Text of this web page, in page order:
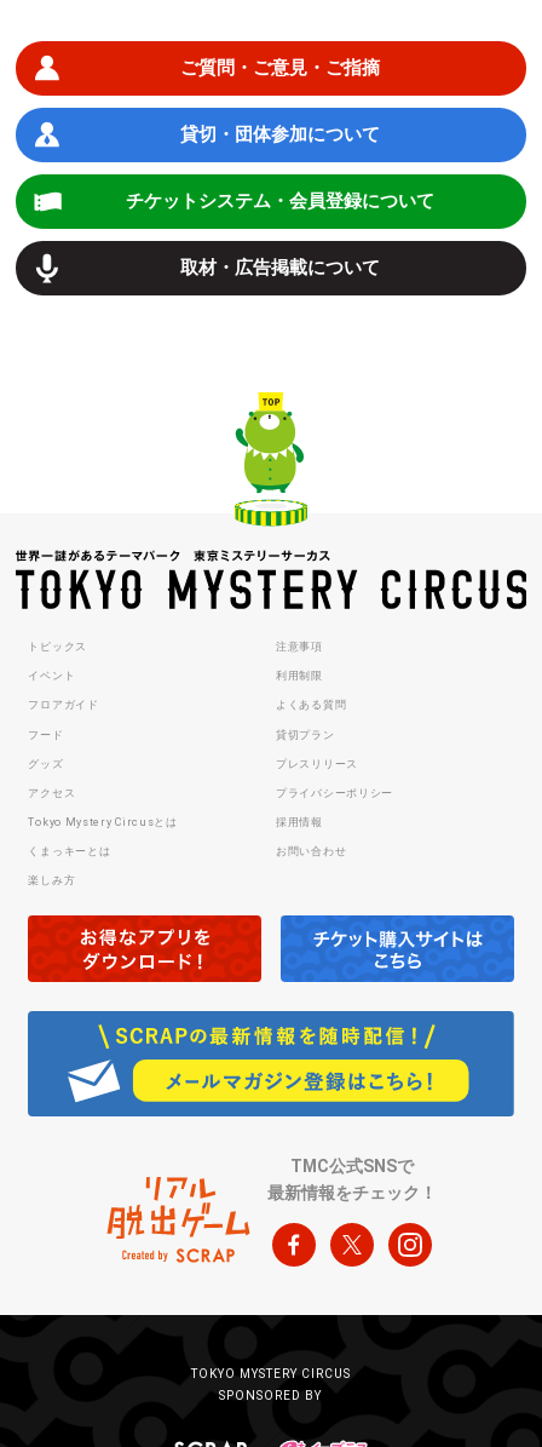
ご質問・ご意見・ご指摘
貸切・団体参加について
チケットシステム・会員登録について
取材・広告掲載について
トピックス
イベント
フロアガイド
フード
グッズ
アクセス
Tokyo Mystery Circusとは
くまっキーとは
楽しみ方
注意事項
利用制限
よくある質問
貸切プラン
プレスリリース
プライバシーポリシー
採用情報
お問い合わせ
TMC公式SNSで
最新情報をチェック！
TOKYO MYSTERY CIRCUS
SPONSORED BY